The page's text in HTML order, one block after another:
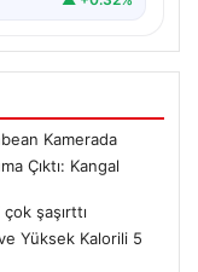
Kamerada
Çıktı: Kangal
şaşırttı
ve Yüksek Kalorili 5